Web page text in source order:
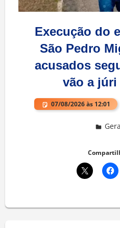
Execução do
São Pedro
acusados
vão a
07/08/2026 às 12:01